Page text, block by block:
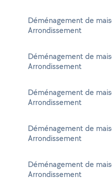
Déménagement de
Arrondissement
Déménagement de
Arrondissement
Déménagement de
Arrondissement
Déménagement de
Arrondissement
Déménagement de
Arrondissement